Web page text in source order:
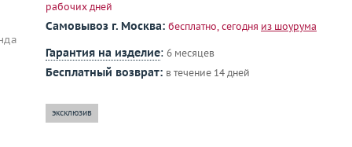
рабочих дней
Самовывоз г. Москва: бесплатно, сегодня из шоурума
Гарантия на изделие: 6 месяцев
Бесплатный возврат: в течение 14 дней
эксклюзив